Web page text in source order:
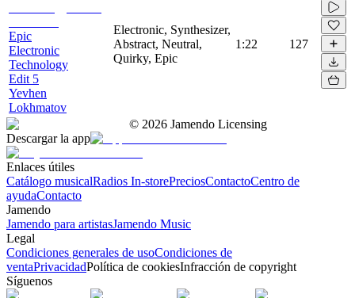
Epic
Electronic
Technology
Edit 5
Yevhen
Lokhmatov
Electronic, Synthesizer,
Abstract, Neutral,
Quirky, Epic
1:22 127
© 2026 Jamendo Licensing
Descargar la app
Enlaces útiles
Catálogo musicalRadios In-storePreciosContactoCentro de
ayudaContacto
Jamendo
Jamendo para artistasJamendo Music
Legal
Condiciones generales de usoCondiciones de
ventaPrivacidadPolítica de cookiesInfracción de copyright
Síguenos